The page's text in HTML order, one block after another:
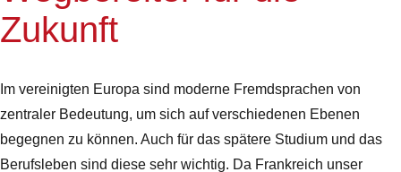
Zukunft
Im vereinigten Europa sind moderne Fremdsprachen von
zentraler Bedeutung, um sich auf verschiedenen Ebenen
begegnen zu können. Auch für das spätere Studium und das
Berufsleben sind diese sehr wichtig. Da Frankreich unser